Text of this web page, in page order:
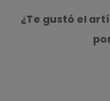
¿Te gustó el